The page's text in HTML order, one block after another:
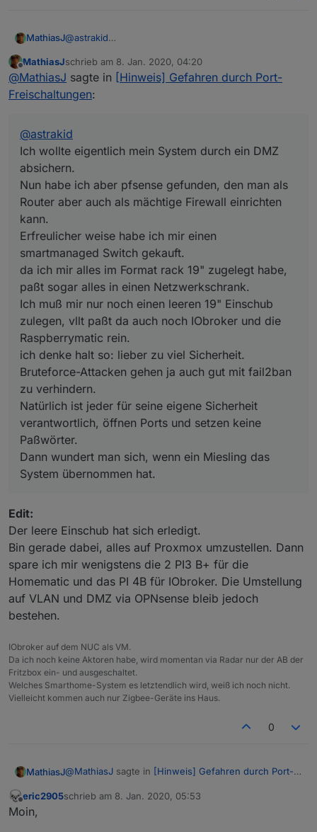
MathiasJ@astrakid
absichern.
Nun habe ich aber pfsense gefunden, den man als
Router aber auch als mächtige Firewall einrichten
kann.
Switch gekauft.
da ich mir alles im Format rack 19" zugelegt habe,
paßt sogar alles in einen Netzwerkschrank.
Ich muß mir nur noch einen leeren 19" Einschub
zulegen, vllt paßt da auch noch IObroker und die
Raspberrymatic rein.
ich denke halt so: lieber zu viel Sicherheit.
zu verhindern.
Natürlich ist jeder für seine eigene Sicherheit
verantwortlich, öffnen Ports und setzen keine
Dann wundert man sich, wenn ein Miesling das
System übernommen hat.
Offline
MathiasJschrieb am 8. Jan. 2020, 04:20
zuletzt editiert von
@MathiasJ sagte in [Hinweis] Gefahren durch Port-
Freischaltungen:
@astrakid
Ich wollte eigentlich mein System durch ein DMZ
absichern.
Nun habe ich aber pfsense gefunden, den man als
Router aber auch als mächtige Firewall einrichten
kann.
Erfreulicher weise habe ich mir einen
smartmanaged Switch gekauft.
da ich mir alles im Format rack 19" zugelegt habe,
paßt sogar alles in einen Netzwerkschrank.
Ich muß mir nur noch einen leeren 19" Einschub
zulegen, vllt paßt da auch noch IObroker und die
Raspberrymatic rein.
ich denke halt so: lieber zu viel Sicherheit.
Bruteforce-Attacken gehen ja auch gut mit fail2ban
zu verhindern.
Natürlich ist jeder für seine eigene Sicherheit
verantwortlich, öffnen Ports und setzen keine
Paßwörter.
Dann wundert man sich, wenn ein Miesling das
System übernommen hat.
Edit:
Der leere Einschub hat sich erledigt.
Bin gerade dabei, alles auf Proxmox umzustellen. Dann
spare ich mir wenigstens die 2 PI3 B+ für die
Homematic und das PI 4B für IObroker. Die Umstellung
auf VLAN und DMZ via OPNsense bleib jedoch
bestehen.
IObroker auf dem NUC als VM.
Da ich noch keine Aktoren habe, wird momentan via Radar nur der AB der
Fritzbox ein- und ausgeschaltet.
Welches Smarthome-System es letztendlich wird, weiß ich noch nicht.
Vielleicht kommen auch nur Zigbee-Geräte ins Haus.
0
MathiasJ@MathiasJ sagte in [Hinweis] Gefahren durch Port-
Offline
eric2905schrieb am 8. Jan. 2020, 05:53
zuletzt editiert von
Moin,